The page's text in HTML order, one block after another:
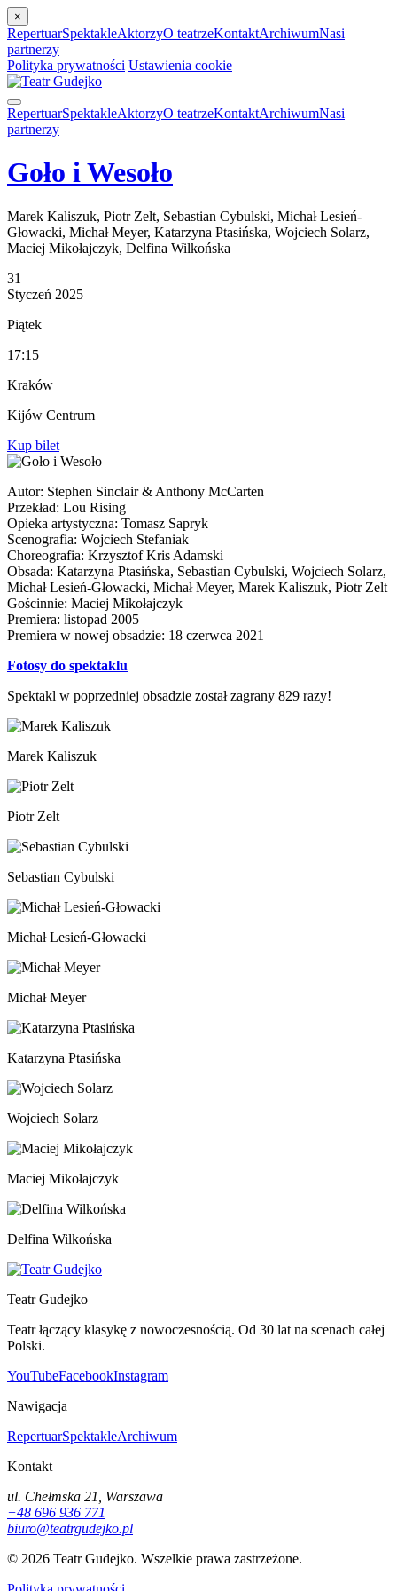
×
RepertuarSpektakleAktorzyO teatrzeKontaktArchiwumNasi
partnerzy
Polityka prywatności Ustawienia cookie
RepertuarSpektakleAktorzyO teatrzeKontaktArchiwumNasi
partnerzy
Goło i Wesoło
Marek Kaliszuk, Piotr Zelt, Sebastian Cybulski, Michał Lesień-
Głowacki, Michał Meyer, Katarzyna Ptasińska, Wojciech Solarz,
Maciej Mikołajczyk, Delfina Wilkońska
31
Styczeń 2025
Piątek
17:15
Kraków
Kijów Centrum
Kup bilet
Autor: Stephen Sinclair & Anthony McCarten
Przekład: Lou Rising
Opieka artystyczna: Tomasz Sapryk
Scenografia: Wojciech Stefaniak
Choreografia: Krzysztof Kris Adamski
Obsada: Katarzyna Ptasińska, Sebastian Cybulski, Wojciech Solarz,
Michał Lesień-Głowacki, Michał Meyer, Marek Kaliszuk, Piotr Zelt
Gościnnie: Maciej Mikołajczyk
Premiera: listopad 2005
Premiera w nowej obsadzie: 18 czerwca 2021
Fotosy do spektaklu
Spektakl w poprzedniej obsadzie został zagrany 829 razy!
Marek Kaliszuk
Piotr Zelt
Sebastian Cybulski
Michał Lesień-Głowacki
Michał Meyer
Katarzyna Ptasińska
Wojciech Solarz
Maciej Mikołajczyk
Delfina Wilkońska
Teatr Gudejko
Teatr łączący klasykę z nowoczesnością. Od 30 lat na scenach całej
Polski.
YouTubeFacebookInstagram
Nawigacja
RepertuarSpektakleArchiwum
Kontakt
ul. Chełmska 21, Warszawa
+48 696 936 771
biuro@teatrgudejko.pl
© 2026 Teatr Gudejko. Wszelkie prawa zastrzeżone.